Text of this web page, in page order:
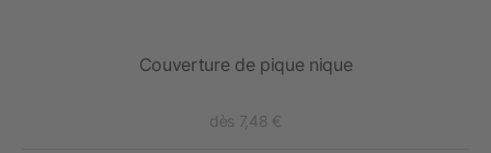
Couverture de pique nique
dès 7,48 €